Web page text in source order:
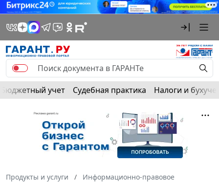
Бюджетный учет Судебная практика Налоги и
Продукты и услуги
Информационно-правовое